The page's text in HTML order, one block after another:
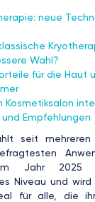
neue
Wahl?
für die Haut
Kosmetiksalon
Empfehlungen
seit
Im Jahr 2025
Niveau und
für alle, die